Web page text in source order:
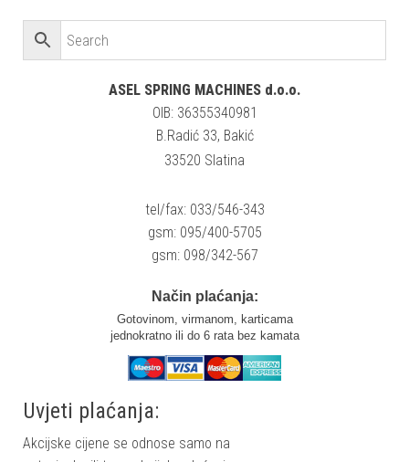
ASEL SPRING MACHINES d.o.o.
OIB: 36355340981
B.Radić 33, Bakić
33520 Slatina
tel/fax: 033/546-343
gsm: 095/400-5705
gsm: 098/342-567
Način plaćanja:
Gotovinom, virmanom, karticama
jednokratno ili do 6 rata bez kamata
Uvjeti plaćanja:
Akcijske cijene se odnose samo na